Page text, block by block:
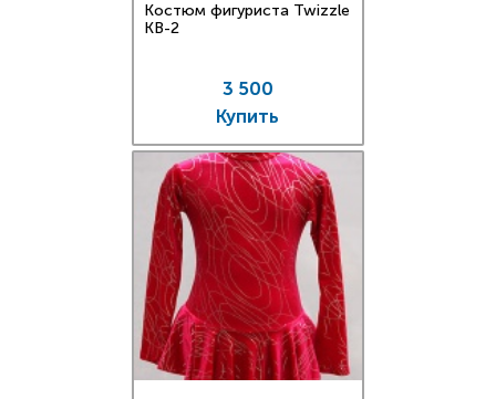
Костюм фигуриста Twizzle
KB-2
3 500
Купить